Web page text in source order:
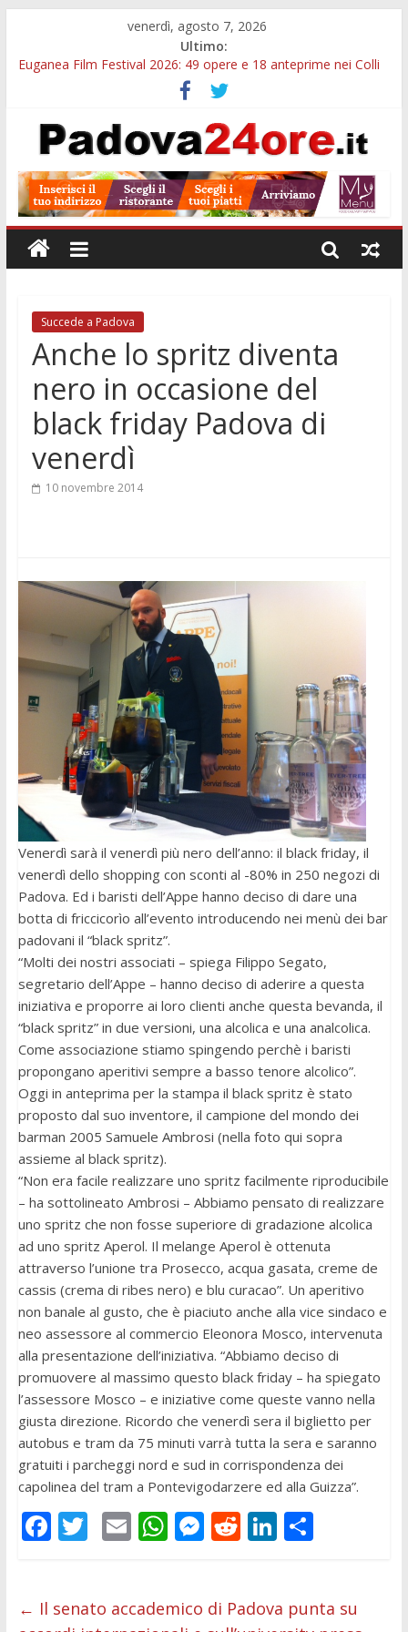
venerdì, agosto 7, 2026
Ultimo:
Euganea Film Festival 2026: 49 opere e 18 anteprime nei Colli
Slow Looking agli Eremitani: un’ora per osservare davvero
un’opera
Notizie di Padova alle ore 21: lavoratore morto, credito sul
Orto Botanico Padova: visite ed escursioni fino a settembre
Concorso Università di Padova: 5 funzionari, domande entro il
7 agosto
Succede a Padova
Anche lo spritz diventa
nero in occasione del
black friday Padova di
venerdì
10 novembre 2014
Venerdì sarà il venerdì più nero dell’anno: il black friday, il
venerdì dello shopping con sconti al -80% in 250 negozi di
Padova. Ed i baristi dell’Appe hanno deciso di dare una
botta di friccicorìo all’evento introducendo nei menù dei bar
padovani il “black spritz”.
“Molti dei nostri associati – spiega Filippo Segato,
segretario dell’Appe – hanno deciso di aderire a questa
iniziativa e proporre ai loro clienti anche questa bevanda, il
“black spritz” in due versioni, una alcolica e una analcolica.
Come associazione stiamo spingendo perchè i baristi
propongano aperitivi sempre a basso tenore alcolico”.
Oggi in anteprima per la stampa il black spritz è stato
proposto dal suo inventore, il campione del mondo dei
barman 2005 Samuele Ambrosi (nella foto qui sopra
assieme al black spritz).
“Non era facile realizzare uno spritz facilmente riproducibile
– ha sottolineato Ambrosi – Abbiamo pensato di realizzare
uno spritz che non fosse superiore di gradazione alcolica
ad uno spritz Aperol. Il melange Aperol è ottenuta
attraverso l’unione tra Prosecco, acqua gasata, creme de
cassis (crema di ribes nero) e blu curacao”. Un aperitivo
non banale al gusto, che è piaciuto anche alla vice sindaco e
neo assessore al commercio Eleonora Mosco, intervenuta
alla presentazione dell’iniziativa. “Abbiamo deciso di
promuovere al massimo questo black friday – ha spiegato
l’assessore Mosco – e iniziative come queste vanno nella
giusta direzione. Ricordo che venerdì sera il biglietto per
autobus e tram da 75 minuti varrà tutta la sera e saranno
gratuiti i parcheggi nord e sud in corrispondenza dei
capolinea del tram a Pontevigodarzere ed alla Guizza”.
F
b
T
er
E
l
W
s
M
e
R
di
Li
e
C
di
← Il senato accademico di Padova punta su